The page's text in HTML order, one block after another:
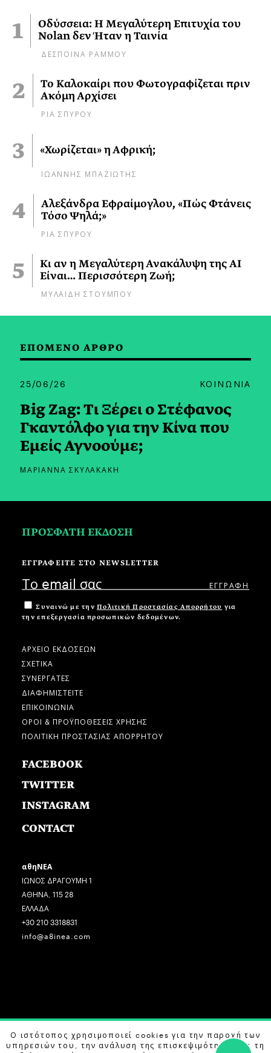
Οδύσσεια: Η Μεγαλύτερη Επιτυχία του
Nolan δεν Ήταν η Ταινία
ΔΕΣΠΟΙΝΑ ΡΑΜΜΟΥ
Το Καλοκαίρι που Φωτογραφίζεται πριν
Ακόμη Αρχίσει
ΡΙΑ ΣΠΥΡΟΥ
«Χωρίζεται» η Αφρική;
ΙΩΑΝΝΗΣ ΜΠΑΖΙΩΤΗΣ
Αλεξάνδρα Εφραίμογλου, «Πώς Φτάνεις
Τόσο Ψηλά;»
ΡΙΑ ΣΠΥΡΟΥ
Κι αν η Μεγαλύτερη Ανακάλυψη της AI
Είναι… Περισσότερη Ζωή;
ΜΥΛΑΙΔΗ ΣΤΟΥΜΠΟΥ
ΕΠΟΜΕΝΟ ΑΡΘΡΟ
25/06/26 ΚΟΙΝΩΝΙΑ
Big Zag: Τι Ξέρει ο Στέφανος
Γκαντόλφο για την Κίνα που
Εμείς Αγνοούμε;
ΜΑΡΙΑΝΝΑ ΣΚΥΛΑΚΑΚΗ
ΠΡΟΣΦΑΤΗ ΕΚΔΟΣΗ
ΕΓΓΡΑΦΕΙΤΕ ΣΤΟ NEWSLETTER
Συναινώ με την Πολιτική Προστασίας Απορρήτου για
την επεξεργασία προσωπικών δεδομένων.
ΑΡΧΕΙΟ ΕΚΔΟΣΕΩΝ
ΣΧΕΤΙΚΑ
ΣΥΝΕΡΓΑΤΕΣ
ΔΙΑΦΗΜΙΣΤΕΙΤΕ
ΕΠΙΚΟΙΝΩΝΙΑ
ΟΡΟΙ & ΠΡΟΫΠΟΘΕΣΕΙΣ ΧΡΗΣΗΣ
ΠΟΛΙΤΙΚΗ ΠΡΟΣΤΑΣΙΑΣ ΑΠΟΡΡΗΤΟΥ
FACEBOOK
TWITTER
INSTAGRAM
CONTACT
αθηΝΕΑ
ΙΩΝΟΣ ΔΡΑΓΟΥΜΗ 1
ΑΘΗΝΑ, 115 28
ΕΛΛΑΔΑ
+30 210 3318831
info@a8inea.com
COPYRIGHT © 2026 αθηΝΕΑ, ALL RIGHTS RESERVED.
DESIGN BY G DESIGN STUDIO. DEVELOPED BYB LABS
Ο ιστότοπος χρησιμοποιεί cookies για την παροχή των
υπηρεσιών του, την ανάλυση της επισκεψιμότητας και τη